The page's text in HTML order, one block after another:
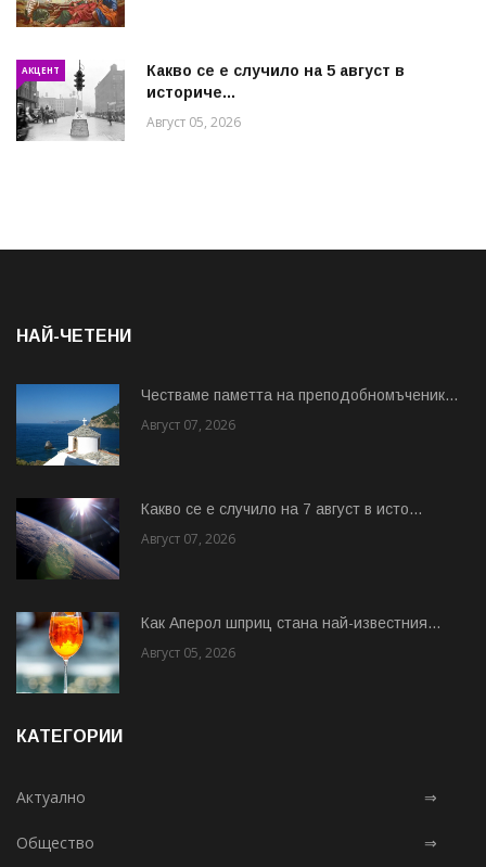
АКЦЕНТ
Какво се е случило на 5 август в
историче...
Август 05, 2026
НАЙ-ЧЕТЕНИ
Честваме паметта на преподобномъченик...
Август 07, 2026
Какво се е случило на 7 август в исто...
Август 07, 2026
Как Аперол шприц стана най-известния...
Август 05, 2026
КАТЕГОРИИ
Актуално ⇒
Общество ⇒